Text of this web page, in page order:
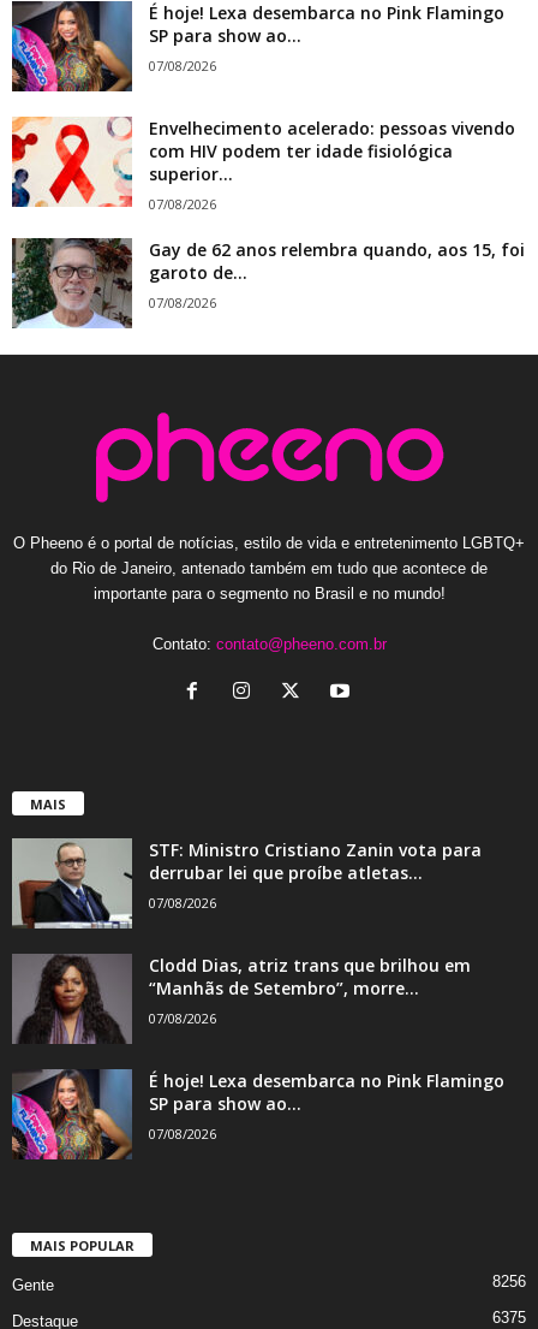
É hoje! Lexa desembarca no Pink Flamingo
SP para show ao...
07/08/2026
Envelhecimento acelerado: pessoas vivendo
com HIV podem ter idade fisiológica
superior...
07/08/2026
Gay de 62 anos relembra quando, aos 15, foi
garoto de...
07/08/2026
O Pheeno é o portal de notícias, estilo de vida e entretenimento LGBTQ+
do Rio de Janeiro, antenado também em tudo que acontece de
importante para o segmento no Brasil e no mundo!
Contato: contato@pheeno.com.br
MAIS
STF: Ministro Cristiano Zanin vota para
derrubar lei que proíbe atletas...
07/08/2026
Clodd Dias, atriz trans que brilhou em
“Manhãs de Setembro”, morre...
07/08/2026
É hoje! Lexa desembarca no Pink Flamingo
SP para show ao...
07/08/2026
MAIS POPULAR
Gente 8256
Destaque 6375